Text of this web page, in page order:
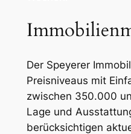
Der Speyerer
Preisniveaus mit
zwischen 350.000
Lage und
berücksichtigen